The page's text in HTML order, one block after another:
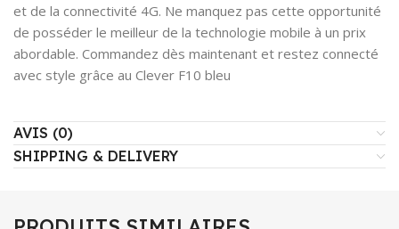
et de la connectivité 4G. Ne manquez pas cette opportunité
de posséder le meilleur de la technologie mobile à un prix
abordable. Commandez dès maintenant et restez connecté
avec style grâce au Clever F10 bleu
AVIS (0)
SHIPPING & DELIVERY